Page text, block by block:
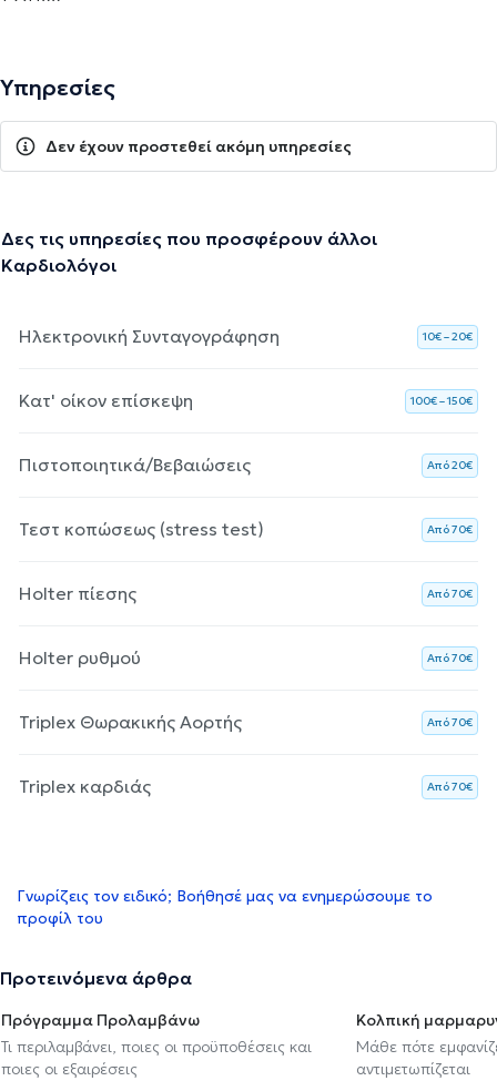
Υπηρεσίες
Δεν έχουν προστεθεί ακόμη υπηρεσίες
Δες τις υπηρεσίες που προσφέρουν άλλοι
Καρδιολόγοι
Ηλεκτρονική Συνταγογράφηση 10€ – 20€
Κατ' οίκον επίσκεψη 100€ – 150€
Πιστοποιητικά/Βεβαιώσεις Aπό 20€
Τεστ κοπώσεως (stress test) Aπό 70€
Holter πίεσης Aπό 70€
Holter ρυθμού Aπό 70€
Triplex Θωρακικής Αορτής Aπό 70€
Triplex καρδιάς Aπό 70€
Γνωρίζεις τον ειδικό; Βοήθησέ μας να ενημερώσουμε το
προφίλ του
Προτεινόμενα άρθρα
Πρόγραμμα Προλαμβάνω
Τι περιλαμβάνει, ποιες οι προϋποθέσεις και
ποιες οι εξαιρέσεις
Κολπική
Μάθε πότε
αντιμετωπίζεται